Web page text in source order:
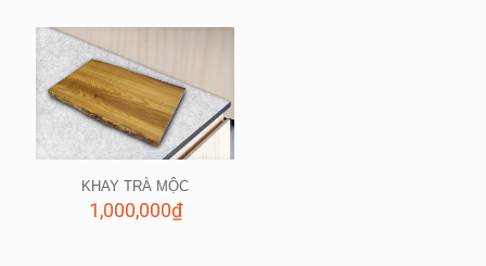
KHAY TRÀ MỘC
1,000,000₫